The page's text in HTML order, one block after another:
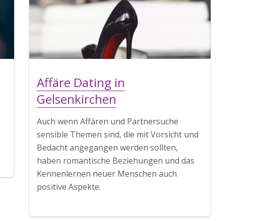
Affäre Dating in
Gelsenkirchen
Auch wenn Affären und Partnersuche
sensible Themen sind, die mit Vorsicht und
Bedacht angegangen werden sollten,
haben romantische Beziehungen und das
Kennenlernen neuer Menschen auch
positive Aspekte.